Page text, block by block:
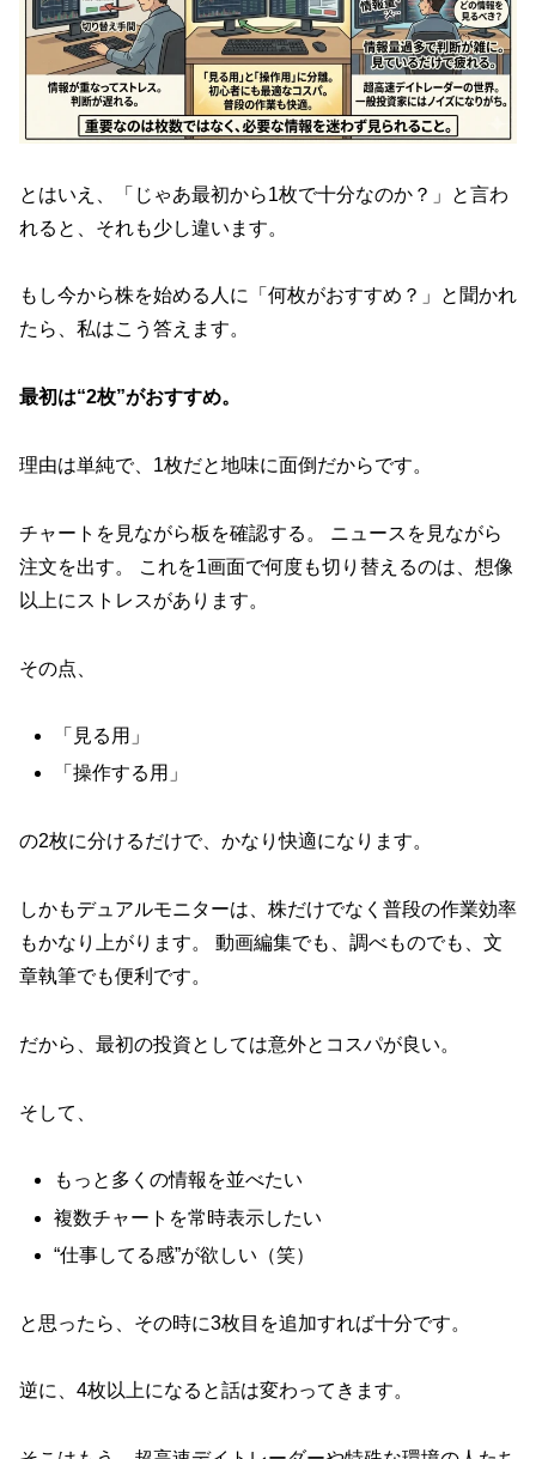
とはいえ、「じゃあ最初から1枚で十分なのか？」と言わ
れると、それも少し違います。
もし今から株を始める人に「何枚がおすすめ？」と聞かれ
たら、私はこう答えます。
最初は“2枚”がおすすめ。
理由は単純で、1枚だと地味に面倒だからです。
チャートを見ながら板を確認する。 ニュースを見ながら
注文を出す。 これを1画面で何度も切り替えるのは、想像
以上にストレスがあります。
その点、
「見る用」
「操作する用」
の2枚に分けるだけで、かなり快適になります。
しかもデュアルモニターは、株だけでなく普段の作業効率
もかなり上がります。 動画編集でも、調べものでも、文
章執筆でも便利です。
だから、最初の投資としては意外とコスパが良い。
そして、
もっと多くの情報を並べたい
複数チャートを常時表示したい
“仕事してる感”が欲しい（笑）
と思ったら、その時に3枚目を追加すれば十分です。
逆に、4枚以上になると話は変わってきます。